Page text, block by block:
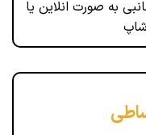
به صورت انلاین یا